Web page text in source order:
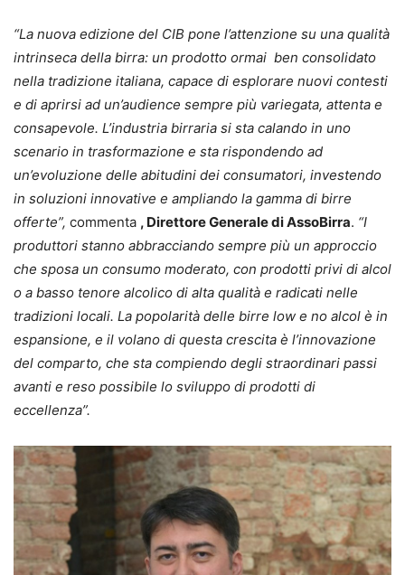
“La nuova edizione del CIB pone l’attenzione su una qualità
intrinseca della birra: un prodotto ormai ben consolidato
nella tradizione italiana, capace di esplorare nuovi contesti
e di aprirsi ad un’audience sempre più variegata, attenta e
consapevole. L’industria birraria si sta calando in uno
scenario in trasformazione e sta rispondendo ad
un’evoluzione delle abitudini dei consumatori, investendo
in soluzioni innovative e ampliando la gamma di birre
offerte”, commenta , Direttore Generale di AssoBirra. “I
produttori stanno abbracciando sempre più un approccio
che sposa un consumo moderato, con prodotti privi di alcol
o a basso tenore alcolico di alta qualità e radicati nelle
tradizioni locali. La popolarità delle birre low e no alcol è in
espansione, e il volano di questa crescita è l’innovazione
del comparto, che sta compiendo degli straordinari passi
avanti e reso possibile lo sviluppo di prodotti di
eccellenza”.